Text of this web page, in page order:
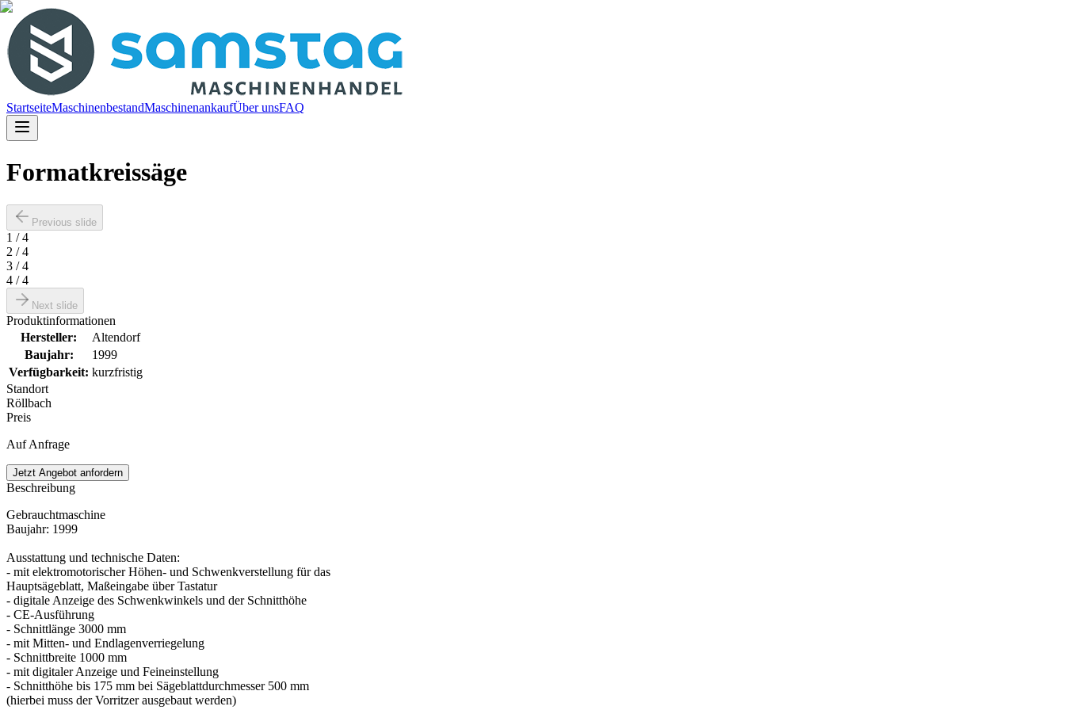
StartseiteMaschinenbestandMaschinenankaufÜber unsFAQ
Formatkreissäge
Previous slide
1 /4
2 /4
3 /4
4 /4
Next slide
Produktinformationen
Hersteller:
Altendorf
Baujahr:
1999
Verfügbarkeit: kurzfristig
Standort
Röllbach
Preis
Auf Anfrage
Jetzt Angebot anfordern
Beschreibung
Gebrauchtmaschine
Baujahr: 1999
Ausstattung und technische Daten:
- mit elektromotorischer Höhen- und Schwenkverstellung für das
Hauptsägeblatt, Maßeingabe über Tastatur
- digitale Anzeige des Schwenkwinkels und der Schnitthöhe
- CE-Ausführung
- Schnittlänge 3000 mm
- mit Mitten- und Endlagenverriegelung
- Schnittbreite 1000 mm
- mit digitaler Anzeige und Feineinstellung
- Schnitthöhe bis 175 mm bei Sägeblattdurchmesser 500 mm
(hierbei muss der Vorritzer ausgebaut werden)